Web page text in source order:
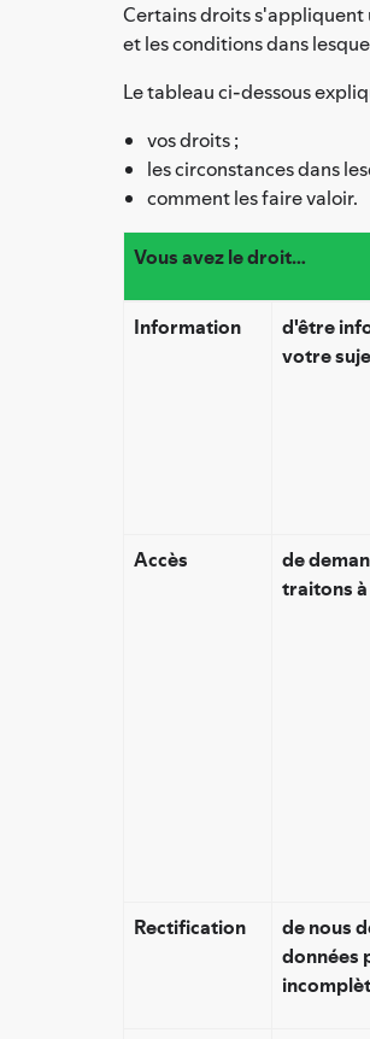
Certains droits s'appliquent
et les conditions dans
Le tableau ci-dessous
vos droits ;
les circonstances dans
comment les faire valoir.
Vous avez le droit…
Information
d'être
votre
Accès
de
traitons
Rectification
de nous
données